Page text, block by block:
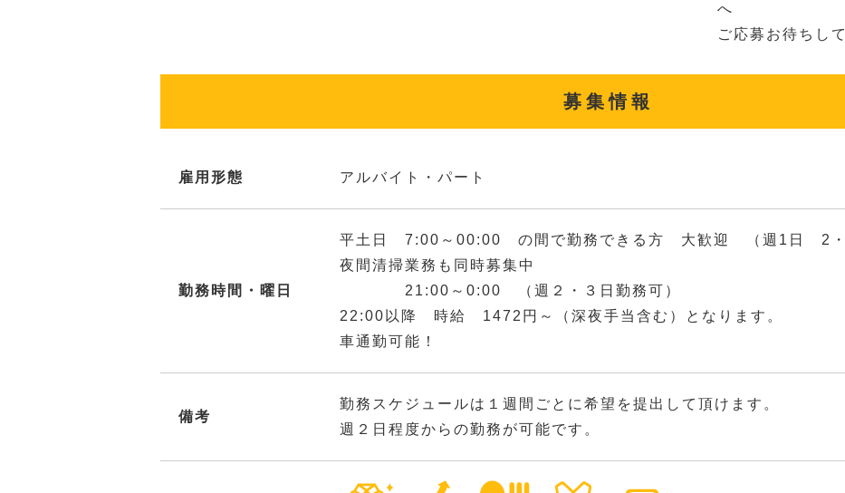
へ
ご応募お待ちし
募集情報
雇用形態 アルバイト・パート
勤務時間・曜日
平土日 7:00～00:00 の間で勤務できる方 大歓迎 （週1日 2
夜間清掃業務も同時募集中
21:00～0:00 （週２・３日勤務可）
22:00以降 時給 1472円～（深夜手当含む）となります。
車通勤可能！
備考
勤務スケジュールは１週間ごとに希望を提出して頂けます。
週２日程度からの勤務が可能です。